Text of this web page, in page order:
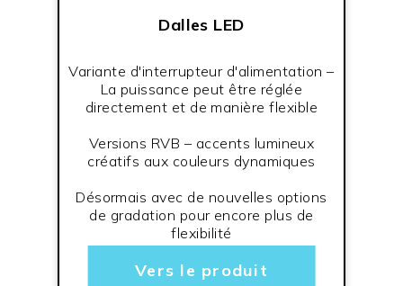
Dalles LED
Variante d'interrupteur d'alimentation –
La puissance peut être réglée
directement et de manière flexible
Versions RVB – accents lumineux
créatifs aux couleurs dynamiques
Désormais avec de nouvelles options
de gradation pour encore plus de
flexibilité
Vers le produit